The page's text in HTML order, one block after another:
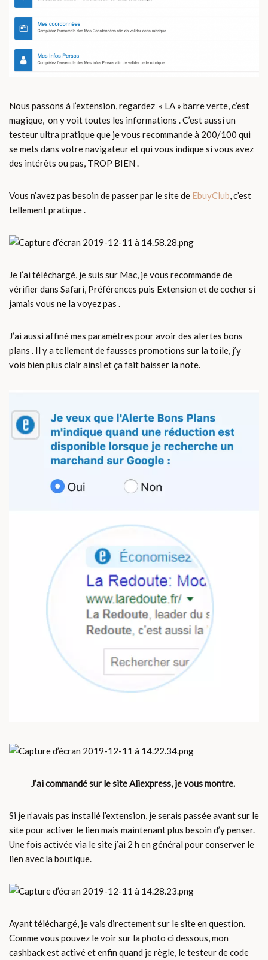
Nous passons à l’extension, regardez « LA » barre verte, c’est
magique, on y voit toutes les informations . C’est aussi un
testeur ultra pratique que je vous recommande à 200/100 qui
se mets dans votre navigateur et qui vous indique si vous avez
des intérêts ou pas, TROP BIEN .
Vous n’avez pas besoin de passer par le site de EbuyClub, c’est
tellement pratique .
Je l’ai téléchargé, je suis sur Mac, je vous recommande de
vérifier dans Safari, Préférences puis Extension et de cocher si
jamais vous ne la voyez pas .
J’ai aussi affiné mes paramètres pour avoir des alertes bons
plans . Il y a tellement de fausses promotions sur la toile, j’y
vois bien plus clair ainsi et ça fait baisser la note.
J’ai commandé sur le site Aliexpress, je vous montre.
Si je n’avais pas installé l’extension, je serais passée avant sur le
site pour activer le lien mais maintenant plus besoin d’y penser.
Une fois activée via le site j’ai 2 h en général pour conserver le
lien avec la boutique.
Ayant téléchargé, je vais directement sur le site en question.
Comme vous pouvez le voir sur la photo ci dessous, mon
cashback est activé et enfin quand je règle, le testeur de code